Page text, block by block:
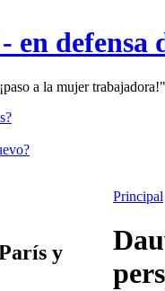
en defensa
a la mujer
y
Principal